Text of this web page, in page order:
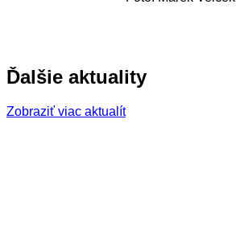
Ďalšie aktuality
Zobraziť viac aktualít